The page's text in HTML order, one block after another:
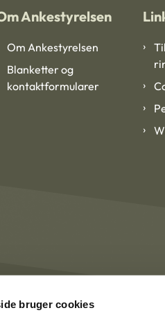
bruger cookies
Ankestyrelsen
Om Ankestyrelsen
Blanketter og
kontaktformularer